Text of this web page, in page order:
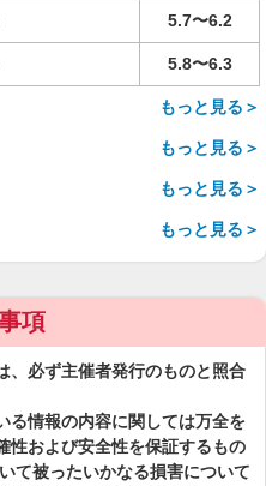
5.7〜6.2
5.8〜6.3
もっと見る＞
もっと見る＞
もっと見る＞
もっと見る＞
項
、必ず主催者発行のものと照合
る情報の内容に関しては万全を
性および安全性を保証するもの
て被ったいかなる損害について